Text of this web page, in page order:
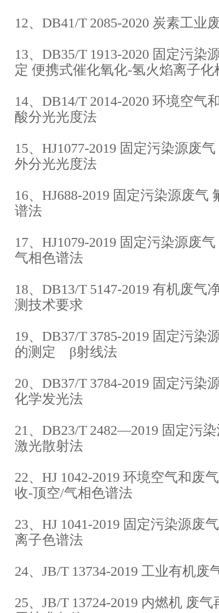
12、DB41/T 2085-2020 炭素工业
13、DB35/T 1913-2020 固定污染
定 便携式催化氧化-氢火焰离子化
14、DB14/T 2014-2020 环境空气
酸分光光度法
15、HJ1077-2019 固定污染源废
外分光光度法
16、HJ688-2019 固定污染源废气
谱法
17、HJ1079-2019 固定污染源废
气相色谱法
18、DB13/T 5147-2019 有机废气
测技术要求
19、DB37/T 3785-2019 固定污
的测定 β射线法
20、DB37/T 3784-2019 固定污染
化学发光法
21、DB23/T 2482—2019 固定污
激光散射法
22、HJ 1042-2019 环境空气和废
收-顶空/气相色谱法
23、HJ 1041-2019 固定污染源废
离子色谱法
24、JB/T 13734-2019 工业有机
25、JB/T 13724-2019 内燃机 废